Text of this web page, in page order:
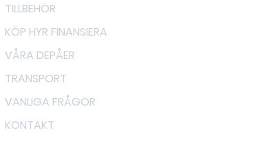
TILLBEHÖR
KÖP HYR FINANSIERA
VÅRA DEPÅER
TRANSPORT
VANLIGA FRÅGOR
KONTAKT